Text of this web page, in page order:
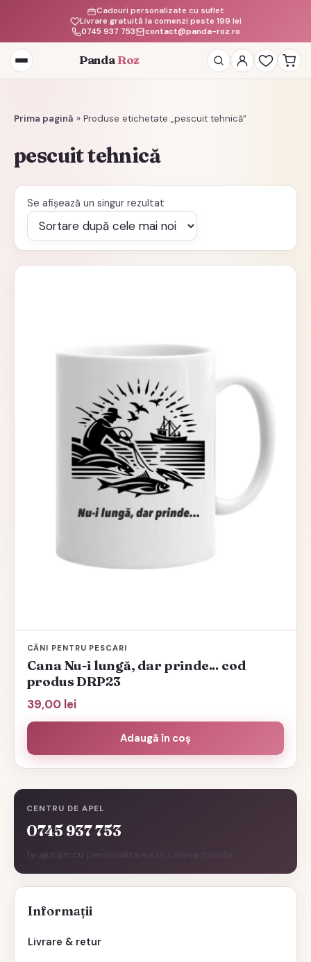
Livrare gratuită la comenzi peste 199 lei
Cadouri personalizate cu suflet
0745 937 753
contact@panda-roz.ro
Deschide
meniul
Panda Roz
Prima pagină » Produse etichetate „pescuit tehnică”
CENTRU DE APEL
0745 937 753
Te ajutăm cu personalizarea în câteva minute.
Informații
Livrare & retur
pescuit tehnică
Se afișează un singur rezultat
CĂNI PENTRU PESCARI
Cana Nu-i lungă, dar prinde... cod
produs DRP23
39,00 lei
Adaugă în coș